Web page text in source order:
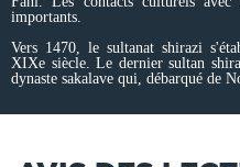
importants.
Vers 1470, le sultanat shirazi
XIXe siècle. Le dernier sultan
dynaste sakalave qui, débarqué de